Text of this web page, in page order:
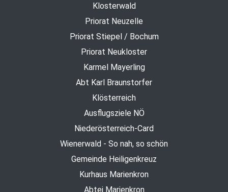
Klosterwald
Priorat Neuzelle
Priorat Stiepel / Bochum
Priorat Neukloster
Karmel Mayerling
Abt Karl Braunstorfer
Klösterreich
Ausflugsziele NÖ
Niederösterreich-Card
Wienerwald - So nah, so schön
Gemeinde Heiligenkreuz
Kurhaus Marienkron
Abtei Marienkron